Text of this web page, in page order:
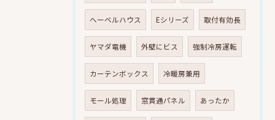
へーベルハウス Eシリーズ 取付有効長
ヤマダ電機 外壁にビス 強制冷房運転
カーテンボックス 冷暖房兼用
モール処理 窓貫通パネル あったか